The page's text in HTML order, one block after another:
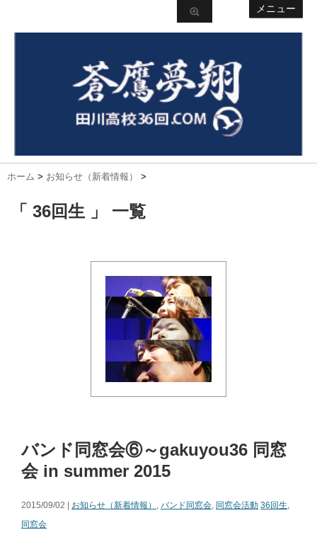
メニュー
ホーム > お知らせ（新着情報） >
「 36回生 」 一覧
バンド同窓会⑥～gakuyou36 同窓
会 in summer 2015
2015/09/02 | お知らせ（新着情報） , バンド同窓会, 同窓会活動 36回生,
同窓会